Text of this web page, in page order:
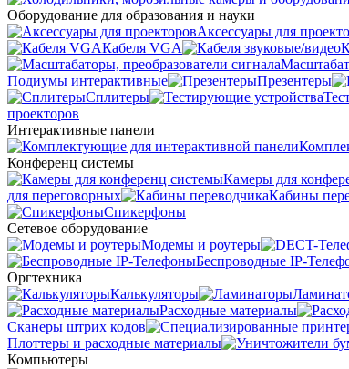
Оборудование для образования и науки
Аксессуары для
Кабеля VGA
Подиумы интерактивные
Презентеры
Сплитеры
проекторов
Интерактивные панели
Конференц системы
Камеры для
для переговорных
Кабины
Спикерфоны
Сетевое оборудование
Модемы и роутеры
Беспроводные IP-
Оргтехника
Калькуляторы
Расходные материалы
Сканеры штрих кодов
Плоттеры и расходные материалы
Компьютеры